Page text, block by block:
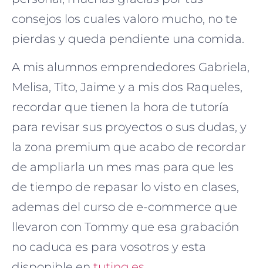
consejos los cuales valoro mucho, no te
pierdas y queda pendiente una comida.
A mis alumnos emprendedores Gabriela,
Melisa, Tito, Jaime y a mis dos Raqueles,
recordar que tienen la hora de tutoría
para revisar sus proyectos o sus dudas, y
la zona premium que acabo de recordar
de ampliarla un mes mas para que les
de tiempo de repasar lo visto en clases,
ademas del curso de e-commerce que
llevaron con Tommy que esa grabación
no caduca es para vosotros y esta